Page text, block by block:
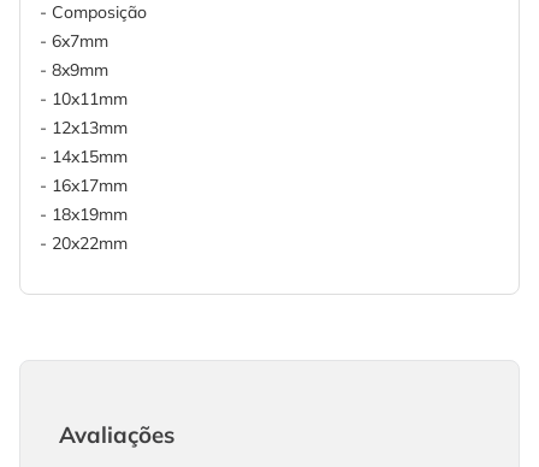
- Composição
- 6x7mm
- 8x9mm
- 10x11mm
- 12x13mm
- 14x15mm
- 16x17mm
- 18x19mm
- 20x22mm
Avaliações